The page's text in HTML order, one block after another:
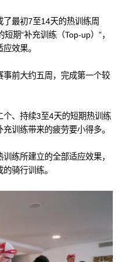
最初7至14天的热训练周
期“补充训练（Top-up）”，
效果。
前大约五周，完成第一个较
个、持续3至4天的短期热训练
训练带来的疲劳要小得多。
练所建立的全部适应效果，
骑行训练。